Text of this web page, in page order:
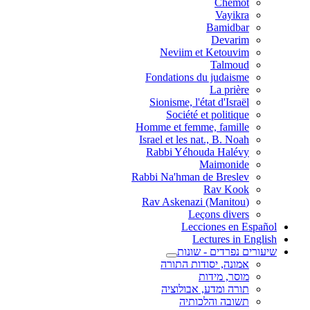
Chemot
Vayikra
Bamidbar
Devarim
Neviim et Ketouvim
Talmoud
Fondations du judaisme
La prière
Sionisme, l'état d'Israël
Société et politique
Homme et femme, famille
Israel et les nat., B. Noah
Rabbi Yéhouda Halévy
Maimonide
Rabbi Na'hman de Breslev
Rav Kook
(Rav Askenazi (Manitou
Leçons divers
Lecciones en Español
Lectures in English
שיעורים נפרדים - שונות
אמונה, יסודות התורה
מוסר, מידות
תורה ומדע, אבולוציה
תשובה והלכותיה